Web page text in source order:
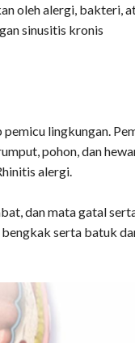
oleh alergi, bakteri,
sinusitis kronis
lingkungan.
pohon, dan
alergi.
dan mata gatal
serta batuk